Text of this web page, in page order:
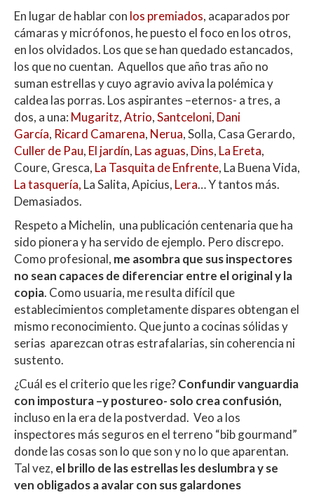
En lugar de hablar con los premiados, acaparados por
cámaras y micrófonos, he puesto el foco en los otros,
en los olvidados. Los que se han quedado estancados,
los que no cuentan. Aquellos que año tras año no
suman estrellas y cuyo agravio aviva la polémica y
caldea las porras. Los aspirantes –eternos- a tres, a
dos, a una: Mugaritz,Atrio,Santceloni, Dani
García, Ricard Camarena, Nerua, Solla, Casa Gerardo,
Culler de Pau, El jardín, Las aguas, Dins, La Ereta,
Coure, Gresca, La Tasquita de Enfrente, La Buena Vida,
La tasquería, La Salita, Apicius, Lera… Y tantos más.
Demasiados.
Respeto a Michelin, una publicación centenaria que ha
sido pionera y ha servido de ejemplo. Pero discrepo.
Como profesional, me asombra que sus inspectores
no sean capaces de diferenciar entre el original y la
copia. Como usuaria, me resulta difícil que
establecimientos completamente dispares obtengan el
mismo reconocimiento. Que junto a cocinas sólidas y
serias aparezcan otras estrafalarias, sin coherencia ni
sustento.
¿Cuál es el criterio que les rige?Confundir vanguardia
con impostura –y postureo- solo crea confusión,
incluso en la era de la postverdad. Veo a los
inspectores más seguros en el terreno “bib gourmand”
donde las cosas son lo que son y no lo que aparentan.
Tal vez, el brillo de las estrellas les deslumbra y se
ven obligados a avalar con sus galardones